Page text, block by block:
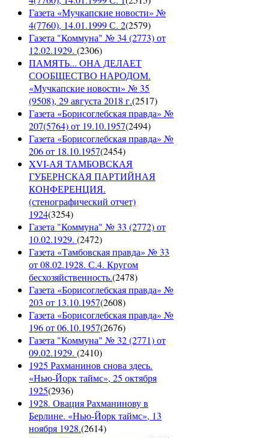
Газета «Мучкапские новости» №
4(7760), 14.01.1999 С. 2(2579)
Газета "Коммуна" № 34 (2773) от
12.02.1929. (2306)
ПАМЯТЬ... ОНА ДЕЛАЕТ
СООБЩЕСТВО НАРОДОМ.
«Мучкапские новости» № 35
(9508), 29 августа 2018 г.(2517)
Газета «Борисоглебская правда» №
207(5764) от 19.10.1957(2494)
Газета «Борисоглебская правда» №
206 от 18.10.1957(2454)
XVI-АЯ ТАМБОВСКАЯ
ГУБЕРНСКАЯ ПАРТИЙНАЯ
КОНФЕРЕНЦИЯ.
(стенографический отчет)
1924(3254)
Газета "Коммуна" № 33 (2772) от
10.02.1929. (2472)
Газета «Тамбовская правда» № 33
от 08.02.1928. С.4. Кругом
бесхозяйственность.(2478)
Газета «Борисоглебская правда» №
203 от 13.10.1957(2608)
Газета «Борисоглебская правда» №
196 от 06.10.1957(2676)
Газета "Коммуна" № 32 (2771) от
09.02.1929. (2410)
1925 Рахманинов снова здесь.
«Нью-Йорк таймс», 25 октября
1925(2936)
1928. Овация Рахманинову в
Берлине. «Нью-Йорк таймс», 13
ноября 1928.(2614)